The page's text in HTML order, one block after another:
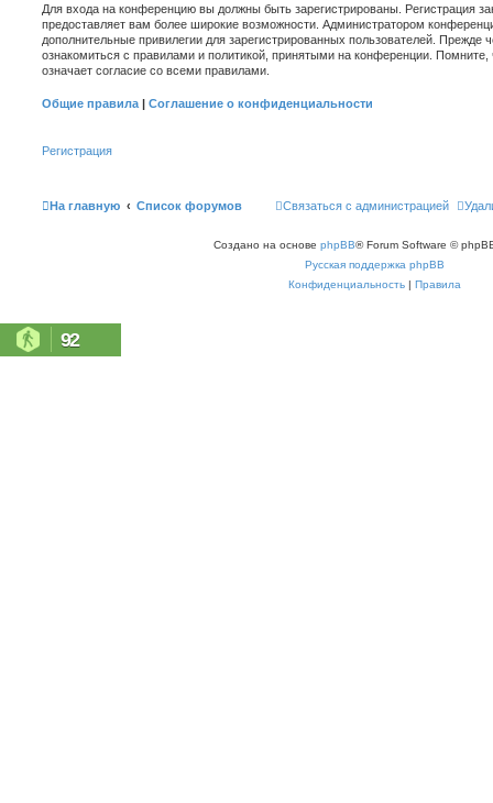
Для входа на конференцию вы должны быть зарегистрированы. Регистрация
предоставляет вам более широкие возможности. Администратором
дополнительные привилегии для зарегистрированных пользователей. Прежде
ознакомиться с правилами и политикой, принятыми на конференции.
означает согласие со всеми правилами.
Общие правила | Соглашение о конфиденциальности
Регистрация
На главную Список форумов Связаться с администрацией
Создано на основе phpBB® Forum Software ©
Русская поддержка phpBB
Конфиденциальность | Правила
92